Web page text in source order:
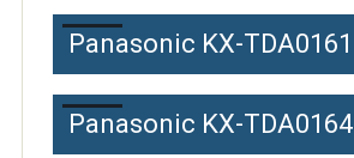
Panasonic KX-TDA0161
Panasonic KX-TDA0164